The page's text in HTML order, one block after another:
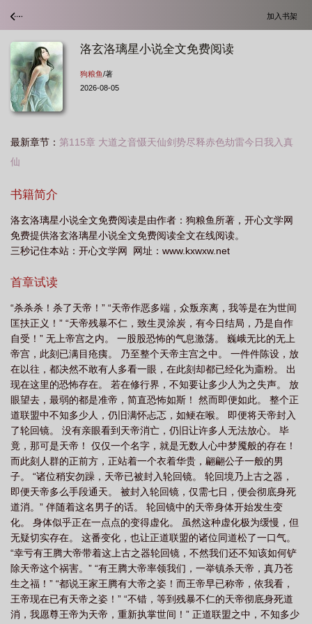
加入书架
洛玄洛璃星小说全文免费阅读
狗粮鱼/著
2026-08-05
最新章节： 第115章 大道之音慑天仙剑势尽释赤色劫雷今日我入真
仙
读 洛璃全集
是什么 洛璃简介 找一本主角叫洛璃的 洛璃是哪本 洛璃是哪部里的人
物 洛璃是哪个主角 洛璃主角的 女主叫洛璃 主人公叫洛璃的是哪
免费阅读 洛璃是哪个的主角
书籍简介
洛玄洛璃星小说全文免费阅读是由作者：狗粮鱼所著，开心文学网
免费提供洛玄洛璃星小说全文免费阅读全文在线阅读。
三秒记住本站：开心文学网 网址：www.kxwxw.net
首章试读
“杀杀杀！杀了天帝！” “天帝作恶多端，众叛亲离，我等是在为世间
匡扶正义！” “天帝残暴不仁，致生灵涂炭，有今日结局，乃是自作
自受！” 无上帝宫之内。 一股股恐怖的气息激荡。 巍峨无比的无上
帝宫，此刻已满目疮痍。 乃至整个天帝主宫之中。 一件件陈设，放
在以往，都决然不敢有人多看一眼，在此刻却都已经化为齑粉。 出
现在这里的恐怖存在。 若在修行界，不知要让多少人为之失声。 放
眼望去，最弱的都是准帝，简直恐怖如斯！ 然而即便如此。 整个正
道联盟中不知多少人，仍旧满怀忐忑，如鲠在喉。 即便将天帝封入
了轮回镜。 没有亲眼看到天帝消亡，仍旧让许多人无法放心。 毕
竟，那可是天帝！ 仅仅一个名字，就是无数人心中梦魇般的存在！
而此刻人群的正前方，正站着一个衣着华贵，翩翩公子一般的男
子。 “诸位稍安勿躁，天帝已被封入轮回镜。 轮回境乃上古之器，
即便天帝多么手段通天。 被封入轮回镜，仅需七日，便会彻底身死
道消。” 伴随着这名男子的话。 轮回镜中的天帝身体开始发生变
化。 身体似乎正在一点点的变得虚化。 虽然这种虚化极为缓慢，但
无疑切实存在。 这番变化，也让正道联盟的诸位同道松了一口气。
“幸亏有王腾大帝带着这上古之器轮回镜，不然我们还不知该如何铲
除天帝这个祸害。” “有王腾大帝率领我们，一举镇杀天帝，真乃苍
生之福！” “都说王家王腾有大帝之姿！而王帝早已称帝，依我看，
王帝现在已有天帝之姿！” “不错，等到残暴不仁的天帝彻底身死道
消，我愿尊王帝为天帝，重新执掌世间！” 正道联盟之中，不知多少